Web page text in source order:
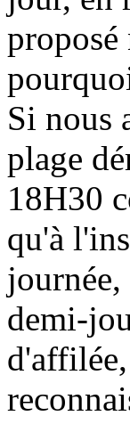
proposé
Si nous
plage
18H30
qu'à
journée,
demi-